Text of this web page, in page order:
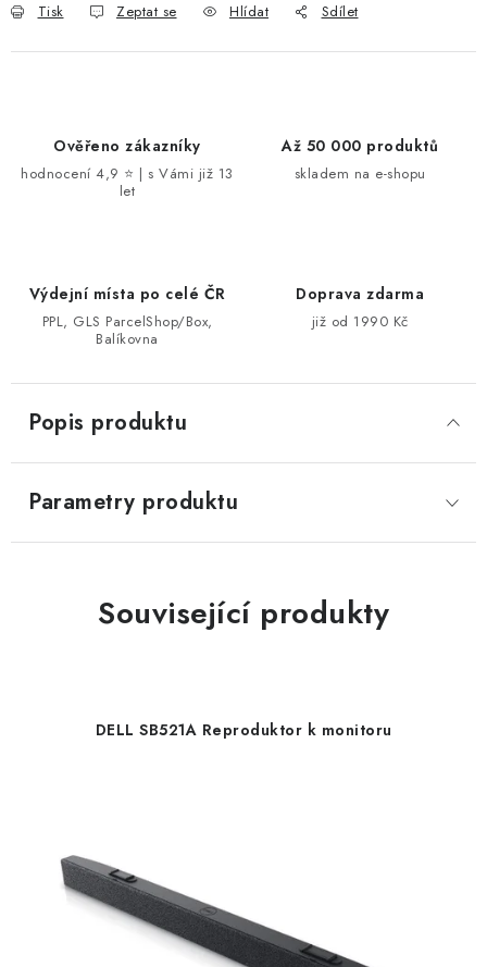
Tisk Zeptat se Hlídat Sdílet
Ověřeno zákazníky
hodnocení 4,9 ⭐ | s Vámi již 13
let
Až 50 000 produktů
skladem na e-shopu
Výdejní místa po celé ČR
PPL, GLS ParcelShop/Box,
Balíkovna
Doprava zdarma
již od 1990 Kč
Popis produktu
Parametry produktu
Související produkty
DELL SB521A Reproduktor k monitoru